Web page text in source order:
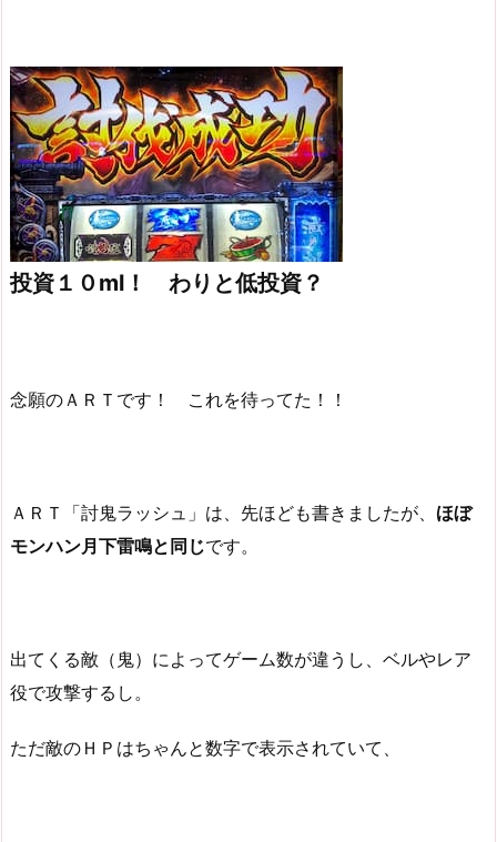
投資１０ml！ わりと低投資？
念願のＡＲＴです！ これを待ってた！！
ＡＲＴ「討鬼ラッシュ」は、先ほども書きましたが、 ほぼ
モンハン月下雷鳴と同じです。
出てくる敵（鬼）によってゲーム数が違うし、ベルやレア
役で攻撃するし。
ただ敵のＨＰはちゃんと数字で表示されていて、